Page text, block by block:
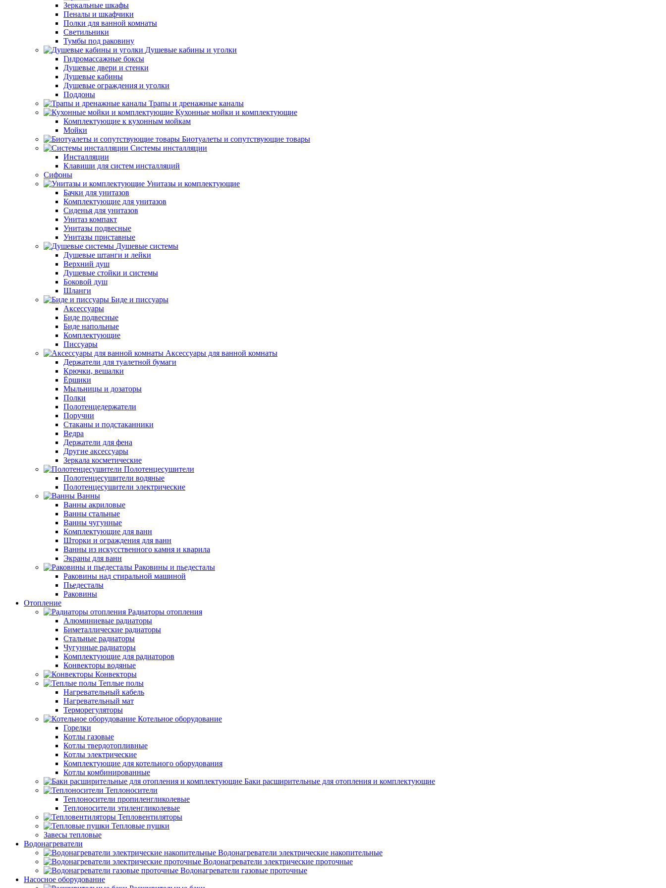
Зеркальные шкафы
Пеналы и шкафчики
Полки для ванной комнаты
Светильники
Тумбы под раковину
Душевые кабины и уголки
Гидромассажные боксы
Душевые двери и стенки
Душевые кабины
Душевые ограждения и уголки
Поддоны
Трапы и дренажные каналы
Кухонные мойки и комплектующие
Комплектующие к кухонным мойкам
Мойки
Биотуалеты и сопутствующие товары
Системы инсталляции
Инсталляции
Клавиши для систем инсталляций
Сифоны
Унитазы и комплектующие
Бачки для унитазов
Комплектующие для унитазов
Сиденья для унитазов
Унитаз компакт
Унитазы подвесные
Унитазы приставные
Душевые системы
Душевые штанги и лейки
Верхний душ
Душевые стойки и системы
Боковой душ
Шланги
Биде и писсуары
Аксессуары
Биде подвесные
Биде напольные
Комплектующие
Писсуары
Аксессуары для ванной комнаты
Держатели для туалетной бумаги
Крючки, вешалки
Ёршики
Мыльницы и дозаторы
Полки
Полотенцедержатели
Поручни
Стаканы и подстаканники
Ведра
Держатели для фена
Другие аксессуары
Зеркала косметические
Полотенцесушители
Полотенцесушители водяные
Полотенцесушители электрические
Ванны
Ванны акриловые
Ванны стальные
Ванны чугунные
Комплектующие для ванн
Шторки и ограждения для ванн
Ванны из искусственного камня и кварила
Экраны для ванн
Раковины и пьедесталы
Раковины над стиральной машиной
Пьедесталы
Раковины
Отопление
Радиаторы отопления
Алюминиевые радиаторы
Биметаллические радиаторы
Стальные радиаторы
Чугунные радиаторы
Комплектующие для радиаторов
Конвекторы водяные
Конвекторы
Теплые полы
Нагревательный кабель
Нагревательный мат
Терморегуляторы
Котельное оборудование
Горелки
Котлы газовые
Котлы твердотопливные
Котлы электрические
Комплектующие для котельного оборудования
Котлы комбинированные
Баки расширительные для отопления и комплектующие
Теплоносители
Теплоносители пропиленгликолевые
Теплоносители этиленгликолевые
Тепловентиляторы
Тепловые пушки
Завесы тепловые
Водонагреватели
Водонагреватели электрические накопительные
Водонагреватели электрические проточные
Водонагреватели газовые проточные
Насосное оборудование